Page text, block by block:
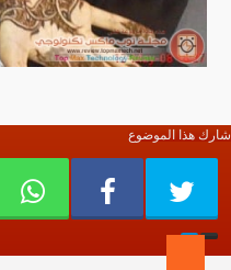
شارك هذا الموضوع